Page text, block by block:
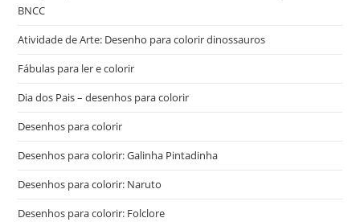
BNCC
Atividade de Arte: Desenho para colorir dinossauros
Fábulas para ler e colorir
Dia dos Pais – desenhos para colorir
Desenhos para colorir
Desenhos para colorir: Galinha Pintadinha
Desenhos para colorir: Naruto
Desenhos para colorir: Folclore